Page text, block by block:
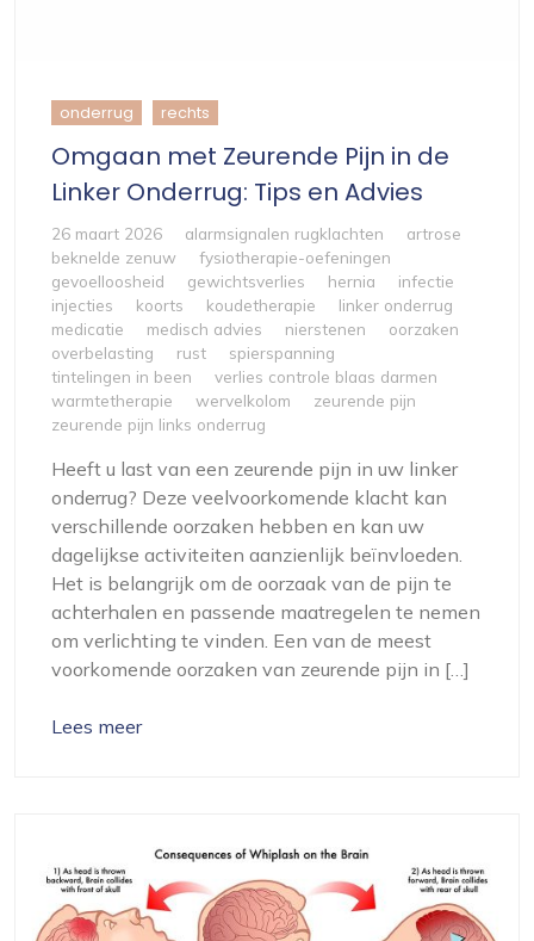
onderrug rechts
Omgaan met Zeurende Pijn in de
Linker Onderrug: Tips en Advies
26 maart 2026 alarmsignalen rugklachten
artrose
beknelde zenuw
fysiotherapie-oefeningen
gevoelloosheid
gewichtsverlies hernia
infectie
injecties
koorts koudetherapie
linker onderrug
medicatie
medisch advies nierstenen
oorzaken
overbelasting
rust
spierspanning
tintelingen in been
verlies controle blaas darmen
warmtetherapie
wervelkolom
zeurende pijn
zeurende pijn links onderrug
Heeft u last van een zeurende pijn in uw linker
onderrug? Deze veelvoorkomende klacht kan
verschillende oorzaken hebben en kan uw
dagelijkse activiteiten aanzienlijk beïnvloeden.
Het is belangrijk om de oorzaak van de pijn te
achterhalen en passende maatregelen te nemen
om verlichting te vinden. Een van de meest
voorkomende oorzaken van zeurende pijn in […]
Lees meer